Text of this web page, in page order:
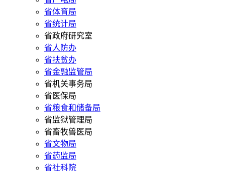
省体育局
省统计局
省政府研究室
省人防办
省扶贫办
省金融监管局
省机关事务局
省医保局
省粮食和储备局
省监狱管理局
省畜牧兽医局
省文物局
省药监局
省社科院